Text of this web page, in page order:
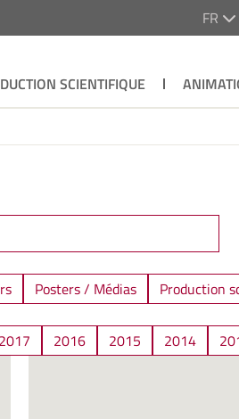
FR
SCIENTIFIQUE
Posters / Médias Production
2017 2016 2015 2014